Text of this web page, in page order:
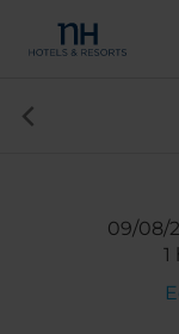
09/08/
1